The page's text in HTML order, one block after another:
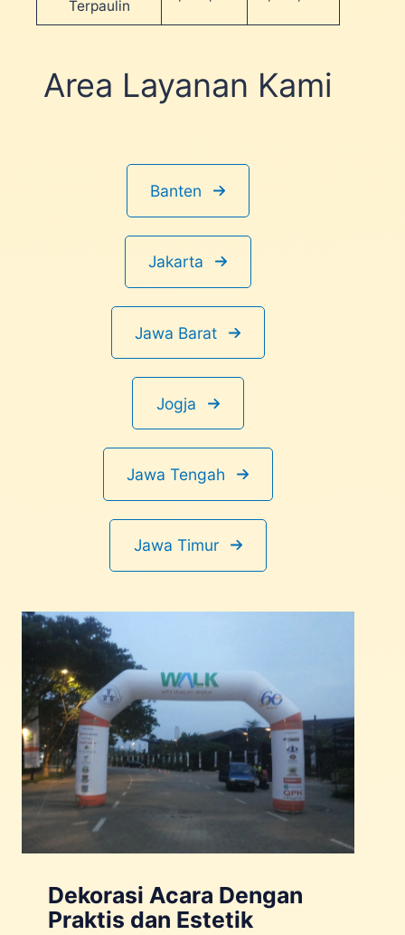
Terpaulin
Area Layanan Kami
Banten
Jakarta
Jawa Barat
Jogja
Jawa Tengah
Jawa Timur
Dekorasi Acara Dengan
Praktis dan Estetik